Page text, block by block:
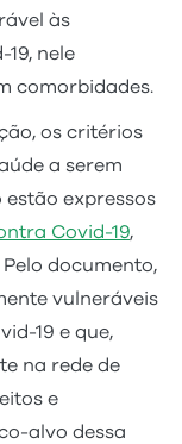
às
nele
comorbidades.
os critérios
a serem
expressos
Covid-19,
documento,
vulneráveis
19 e que,
na rede de
e
alvo dessa